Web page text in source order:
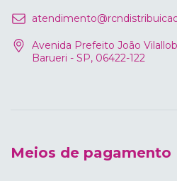
Avenida Prefeito João
Barueri - SP, 06422-122
Meios de pagamento